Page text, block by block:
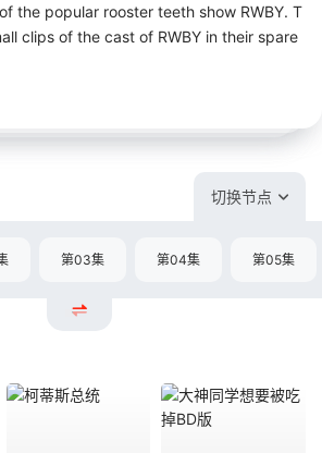
popular rooster teeth show RWBY. T
clips of the cast of RWBY in their spare
切换节点
第03集 第04集 第05集